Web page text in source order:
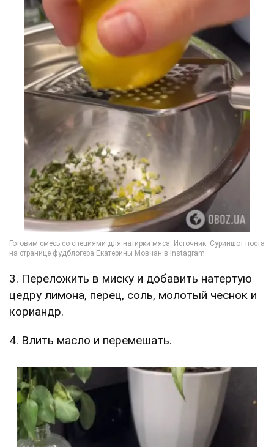
3. Переложить в миску и добавить натертую
цедру лимона, перец, соль, молотый чеснок и
кориандр.
4. Влить масло и перемешать.